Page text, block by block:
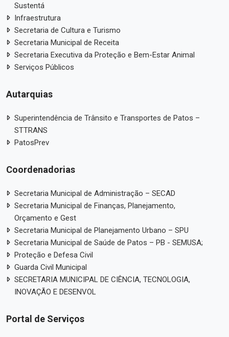
Sustentá
Infraestrutura
Secretaria de Cultura e Turismo
Secretaria Municipal de Receita
Secretaria Executiva da Proteção e Bem-Estar Animal
Serviços Públicos
Autarquias
Superintendência de Trânsito e Transportes de Patos –
STTRANS
PatosPrev
Coordenadorias
Secretaria Municipal de Administração – SECAD
Secretaria Municipal de Finanças, Planejamento,
Orçamento e Gest
Secretaria Municipal de Planejamento Urbano – SPU
Secretaria Municipal de Saúde de Patos – PB - SEMUSA;
Proteção e Defesa Civil
Guarda Civil Municipal
SECRETARIA MUNICIPAL DE CIÊNCIA, TECNOLOGIA,
INOVAÇÃO E DESENVOL
Portal de Serviços